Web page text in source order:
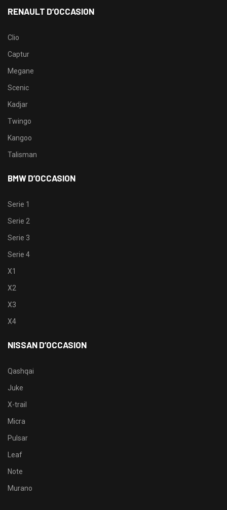
RENAULT D’OCCASION
Clio
Captur
Megane
Scenic
Kadjar
Twingo
Kangoo
Talisman
BMW D’OCCASION
Serie 1
Serie 2
Serie 3
Serie 4
X1
X2
X3
X4
NISSAN D’OCCASION
Qashqai
Juke
X-trail
Micra
Pulsar
Leaf
Note
Murano